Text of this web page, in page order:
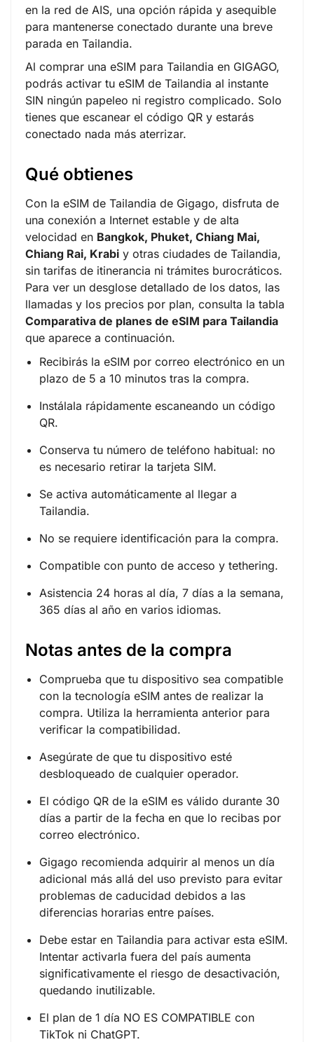
en la red de AIS, una opción rápida y asequible
para mantenerse conectado durante una breve
parada en Tailandia.
Al comprar una eSIM para Tailandia en GIGAGO,
podrás activar tu eSIM de Tailandia al instante
SIN ningún papeleo ni registro complicado. Solo
tienes que escanear el código QR y estarás
conectado nada más aterrizar.
Qué obtienes
Con la eSIM de Tailandia de Gigago, disfruta de
una conexión a Internet estable y de alta
velocidad en Bangkok, Phuket, Chiang Mai,
Chiang Rai, Krabi y otras ciudades de Tailandia,
sin tarifas de itinerancia ni trámites burocráticos.
Para ver un desglose detallado de los datos, las
llamadas y los precios por plan, consulta la tabla
Comparativa de planes de eSIM para Tailandia
que aparece a continuación.
Recibirás la eSIM por correo electrónico en un
plazo de 5 a 10 minutos tras la compra.
Instálala rápidamente escaneando un código
QR.
Conserva tu número de teléfono habitual: no
es necesario retirar la tarjeta SIM.
Se activa automáticamente al llegar a
Tailandia.
No se requiere identificación para la compra.
Compatible con punto de acceso y tethering.
Asistencia 24 horas al día, 7 días a la semana,
365 días al año en varios idiomas.
Notas antes de la compra
Comprueba que tu dispositivo sea compatible
con la tecnología eSIM antes de realizar la
compra. Utiliza la herramienta anterior para
verificar la compatibilidad.
Asegúrate de que tu dispositivo esté
desbloqueado de cualquier operador.
El código QR de la eSIM es válido durante 30
días a partir de la fecha en que lo recibas por
correo electrónico.
Gigago recomienda adquirir al menos un día
adicional más allá del uso previsto para evitar
problemas de caducidad debidos a las
diferencias horarias entre países.
Debe estar en Tailandia para activar esta eSIM.
Intentar activarla fuera del país aumenta
significativamente el riesgo de desactivación,
quedando inutilizable.
El plan de 1 día NO ES COMPATIBLE con
TikTok ni ChatGPT.